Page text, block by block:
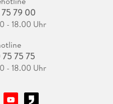
79 00
- 18.00 Uhr
75 75
- 18.00 Uhr